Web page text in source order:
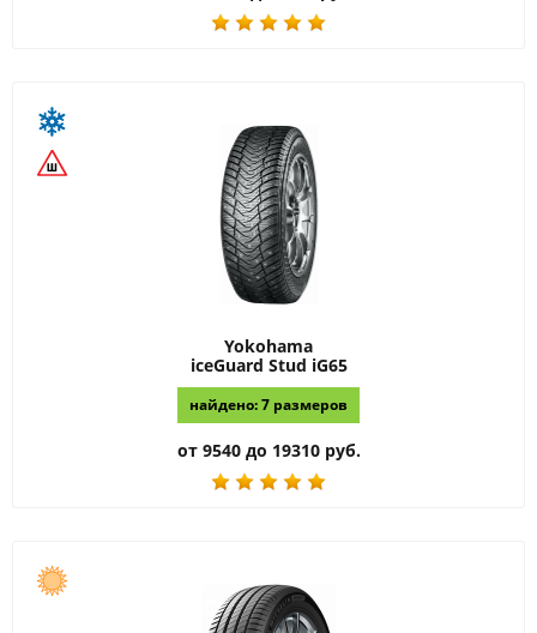
Yokohama
iceGuard Stud iG65
найдено: 7 размеров
от 9540 до 19310 руб.